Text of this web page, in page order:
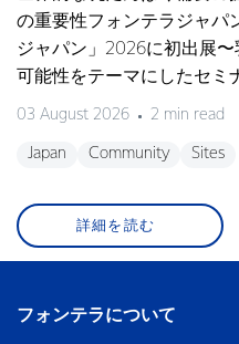
の重要性フォンテラジャパ
ジャパン」2026に初出展
可能性をテーマにしたセミ
03 August 2026 2 min read
Japan Community Sites
詳細を読む
フォンテラについて